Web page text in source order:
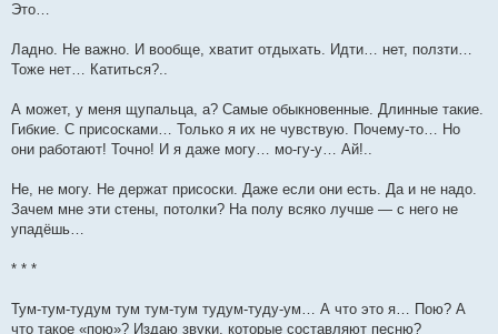
Это…
Ладно. Не важно. И вообще, хватит отдыхать. Идти… нет, ползти…
Тоже нет… Катиться?..
А может, у меня щупальца, а? Самые обыкновенные. Длинные такие.
Гибкие. С присосками… Только я их не чувствую. Почему-то… Но
они работают! Точно! И я даже могу… мо-гу-у… Ай!..
Не, не могу. Не держат присоски. Даже если они есть. Да и не надо.
Зачем мне эти стены, потолки? На полу всяко лучше — с него не
упадёшь…
* * *
Тум-тум-тудум тум тум-тум тудум-туду-ум… А что это я… Пою? А
что такое «пою»? Издаю звуки, которые составляют песню?